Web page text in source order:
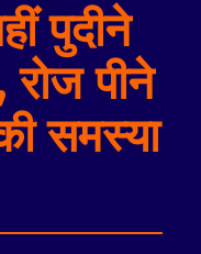
पुदीने
रोज पीने
समस्या